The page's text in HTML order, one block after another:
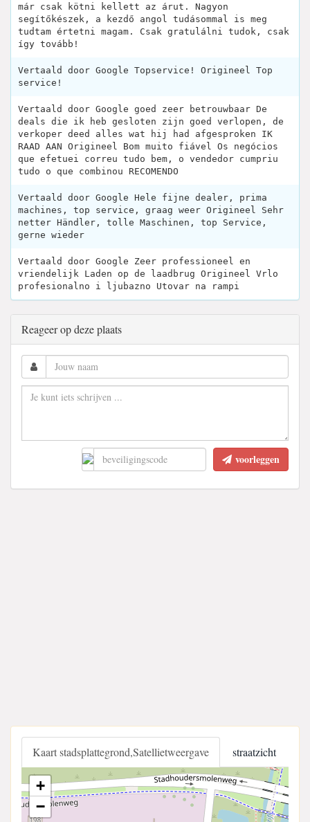
már csak kötni kellett az árut. Nagyon
segítőkészek, a kezdő angol tudásommal is meg
tudtam értetni magam. Csak gratulálni tudok, csak
így tovább!
Vertaald door Google Topservice! Origineel Top
service!
Vertaald door Google goed zeer betrouwbaar De
deals die ik heb gesloten zijn goed verlopen, de
verkoper deed alles wat hij had afgesproken IK
RAAD AAN Origineel Bom muito fiável Os negócios
que efetuei correu tudo bem, o vendedor cumpriu
tudo o que combinou RECOMENDO
Vertaald door Google Hele fijne dealer, prima
machines, top service, graag weer Origineel Sehr
netter Händler, tolle Maschinen, top Service,
gerne wieder
Vertaald door Google Zeer professioneel en
vriendelijk Laden op de laadbrug Origineel Vrlo
profesionalno i ljubazno Utovar na rampi
Reageer op deze plaats
voorleggen
Kaart stadsplattegrond,Satellietweergave straatzicht
+
−